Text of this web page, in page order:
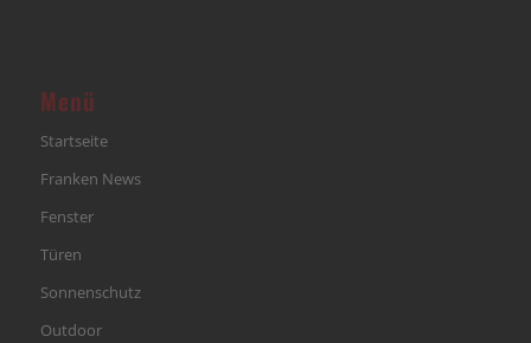
Menü
Startseite
Franken News
Fenster
Türen
Sonnenschutz
Outdoor